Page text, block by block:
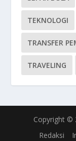
TEKNOLOGI
TRANSFER
TRAVELING
Copyright ©
Redaksi